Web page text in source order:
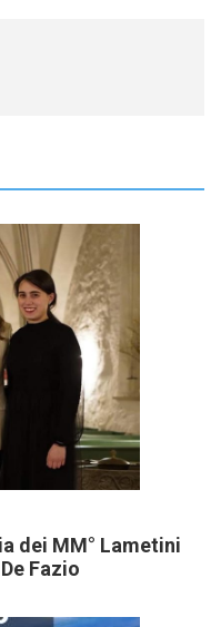
dei MM° Lametini
Fazio